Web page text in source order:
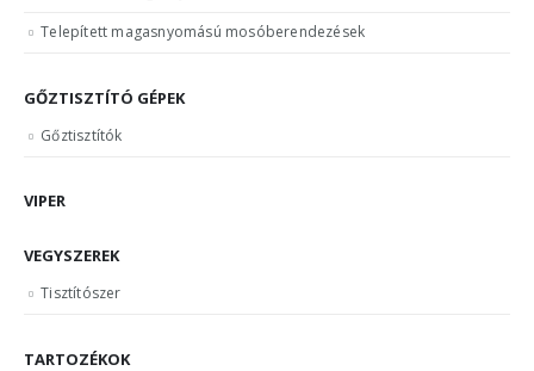
Telepített magasnyomású mosóberendezések
GŐZTISZTÍTÓ GÉPEK
Gőztisztítók
VIPER
VEGYSZEREK
Tisztítószer
TARTOZÉKOK